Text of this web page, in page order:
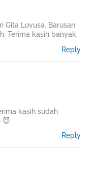
Gita Lovusa. Barusan
Terima kasih banyak.
Reply
kasih sudah
😈
Reply